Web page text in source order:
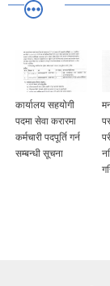
कार्यालय सहयोगी
पदमा सेवा करारमा
कर्मचारी पदपूर्ति गर्न
सम्बन्धी सूचना